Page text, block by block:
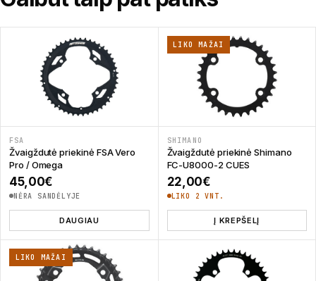
FSA
Žvaigždutė priekinė FSA Vero
Pro / Omega
45,00€
NĖRA SANDĖLYJE
DAUGIAU
LIKO MAŽAI
SHIMANO
Žvaigždutė priekinė Shimano
FC-U8000-2 CUES
22,00€
LIKO 2 VNT.
Į KREPŠELĮ
LIKO MAŽAI